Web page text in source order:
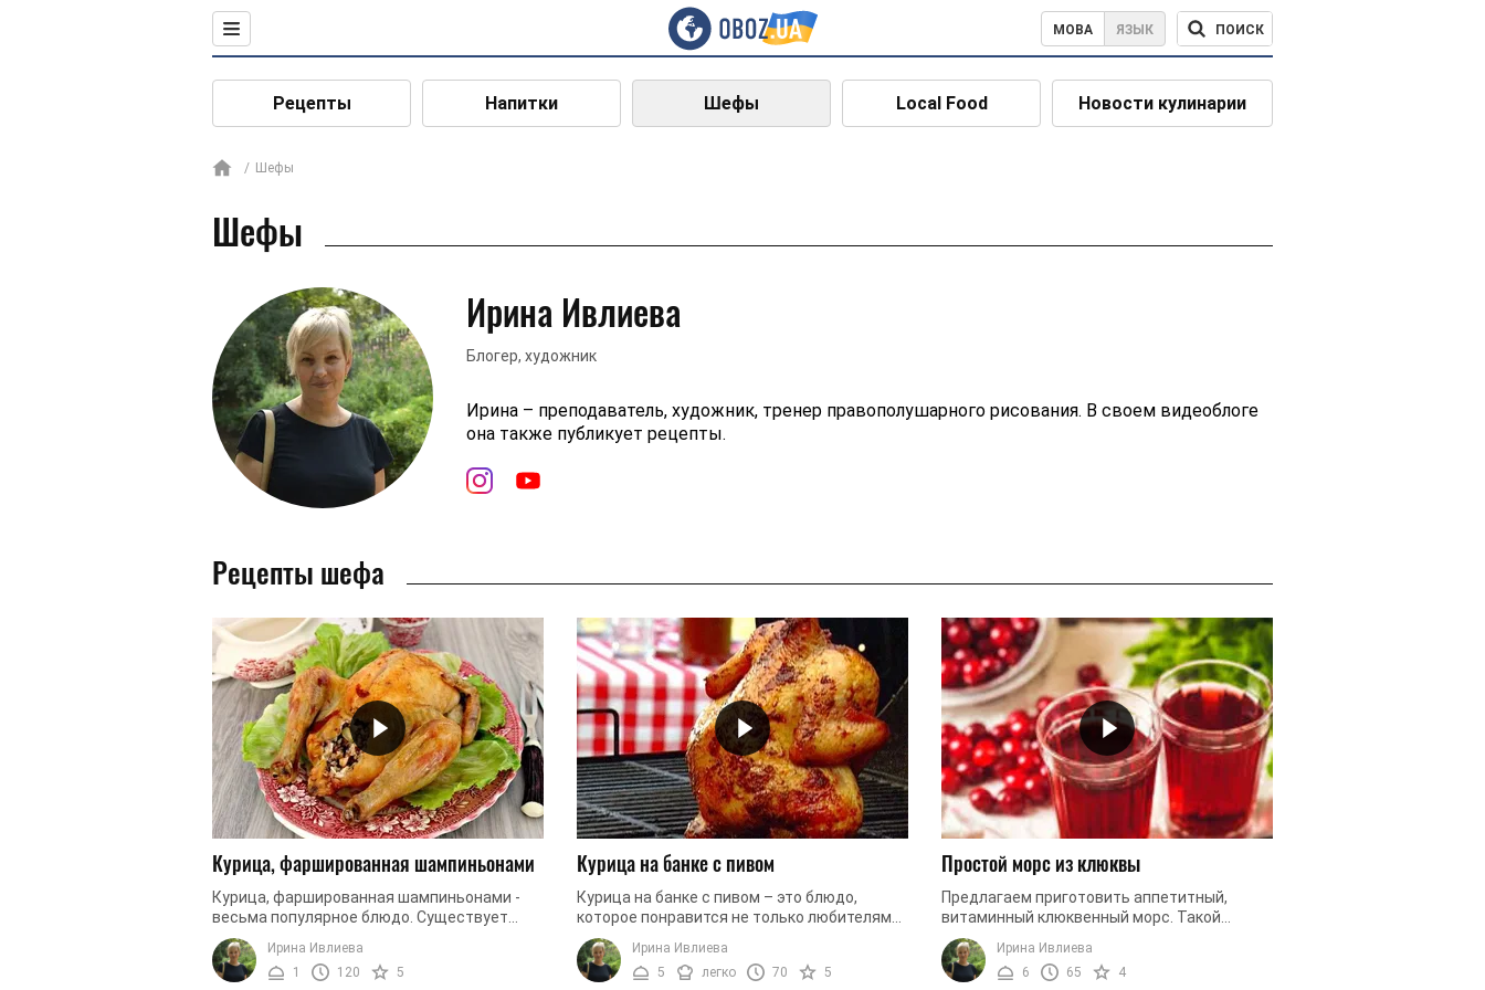
МОВА ЯЗЫК ПОИСК
Рецепты Напитки Шефы Local Food Новости кулинарии
Шефы
Шефы
Ирина Ивлиева
Блогер, художник
Ирина – преподаватель, художник, тренер правополушарного рисования. В своем видеоблоге
она также публикует рецепты.
Рецепты шефа
Курица, фаршированная шампиньонами
Курица, фаршированная шампиньонами -
весьма популярное блюдо. Существует
много вариантов данного рецепта. Простое
в приготовлении и очень вкусное ...
Ирина Ивлиева
1
120 5
Курица на банке с пивом
Курица на банке с пивом – это блюдо,
которое понравится не только любителям
этого напитка. От такой запеченной птицы
будут в восторге все, ведь мясо ...
Ирина Ивлиева
5
легко 70 5
Простой морс из клюквы
Предлагаем приготовить аппетитный,
витаминный клюквенный морс. Такой
напиток готовится очень просто и быстро и
вы всегда сможете угостить родных и ...
Ирина Ивлиева
6
65 4